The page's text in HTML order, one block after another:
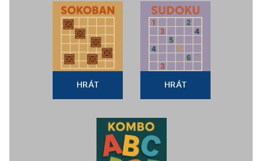
HRÁT HRÁT